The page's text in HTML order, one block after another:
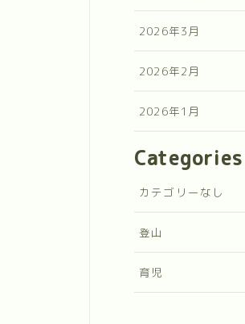
2026年3月
2026年2月
2026年1月
Categories
カテゴリーなし
登山
育児